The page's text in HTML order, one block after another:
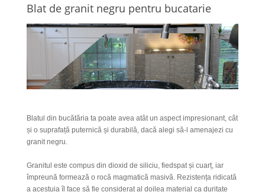
Blat de granit negru pentru bucatarie
Blatul din bucătăria ta poate avea atât un aspect impresionant, cât
și o suprafață puternică și durabilă, dacă alegi să-l amenajezi cu
granit negru.
Granitul este compus din dioxid de siliciu, fiedspat și cuarț, iar
împreună formează o rocă magmatică masivă. Rezistența ridicată
a acestuia îl face să fie considerat al doilea material ca duritate